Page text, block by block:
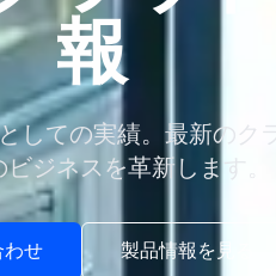
報
しての実績。最新のク
ビジネスを革新します。
わせ 製品情報を見る